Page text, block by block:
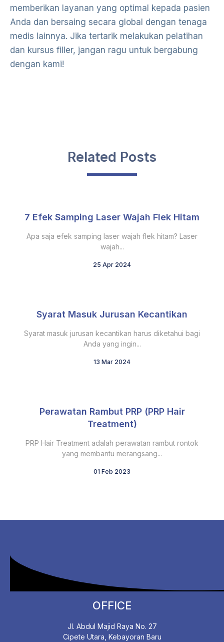
memberikan layanan yang optimal kepada pasien
Anda dan bersaing secara global dengan tenaga
medis lainnya. Jika tertarik melakukan pelatihan
dan kursus filler, jangan ragu untuk bergabung
dengan kami!
Related Posts
7 Efek Samping Laser Wajah Flek Hitam
Apa saja efek samping laser wajah flek hitam? Laser
wajah...
25 Apr 2024
Syarat Masuk Jurusan Kecantikan
Syarat masuk jurusan kecantikan harus diketahui bagi
Anda yang ingin...
13 Mar 2024
Perawatan Rambut PRP (PRP Hair
Treatment)
PRP Hair Treatment adalah perawatan rambut rontok
yang membantu merangsang...
01 Feb 2023
OFFICE
Jl. Abdul Majid Raya No. 27
Cipete Utara, Kebayoran Baru